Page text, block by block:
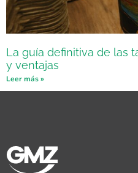
La guía definitiva de las
y ventajas
Leer más »